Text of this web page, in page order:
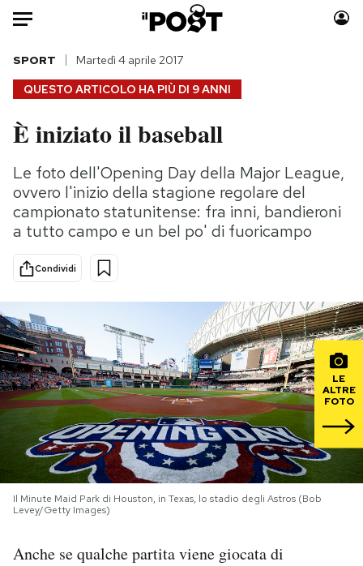
HOME
Italia
Politica
Tecnologia
Internet
Scienza
Cultura
Economia
Sport
Moda
Consumismi
Storie/Idee
Ok Boomer!
Altrecose
Mondiali calcio 2026
PODCAST
NEWSLETTER
I MIEI PREFERITI
SHOP
QUESTO ARTICOLO HA PIÙ DI 9 ANNI
SPORT Martedì 4 aprile 2017
È iniziato il baseball
Le foto dell'Opening Day della Major League,
ovvero l'inizio della stagione regolare del
campionato statunitense: fra inni, bandieroni
a tutto campo e un bel po' di fuoricampo
Condividi
LE
ALTRE
FOTO
Il Minute Maid Park di Houston, in Texas, lo stadio degli Astros (Bob
Levey/Getty Images)
Anche se qualche partita viene giocata di